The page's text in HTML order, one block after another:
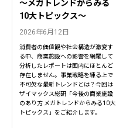
〜メガトレンドからみる
10大トピックス〜
2026年6月12日
消費者の価値観や社会構造が激変す
る中、商業施設への影響を網羅して
分析したレポートは国内にほとんど
存在しません。事業戦略を練る上で
不可欠な最新トレンドとは？今回は
ザイマックス総研「今後の商業施設
のあり方 メガトレンドからみる10大
トピックス」をご紹介します。